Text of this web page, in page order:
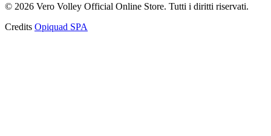
© 2026 Vero Volley Official Online Store. Tutti i diritti riservati.
Credits Opiquad SPA